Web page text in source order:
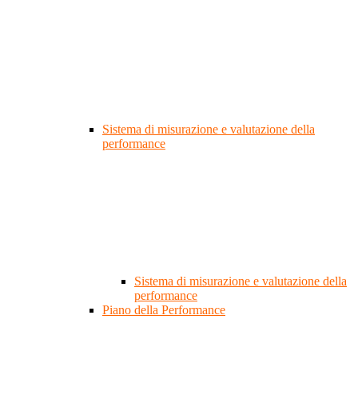
Sistema di misurazione e valutazione della
performance
Sistema di misurazione e valutazione della
performance
Piano della Performance